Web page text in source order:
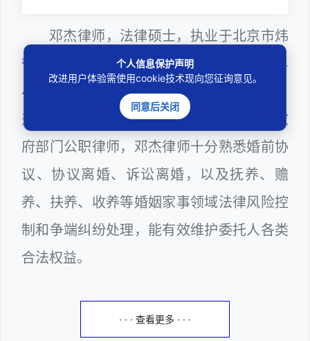
邓杰律师，法律硕士，执业于北京市炜
衡（深圳）律师事务所，律师执业证号为14
403201810022100。邓杰律师现（或曾）
兼任深圳市人民政府听证员、深圳市某区政
府部门公职律师，邓杰律师十分熟悉婚前协
议、协议离婚、诉讼离婚，以及抚养、赡
养、扶养、收养等婚姻家事领域法律风险控
制和争端纠纷处理，能有效维护委托人各类
合法权益。
· · · 查看更多 · · ·
个人信息保护声明
改进用户体验需使用cookie技术现向您征询意见。
同意后关闭